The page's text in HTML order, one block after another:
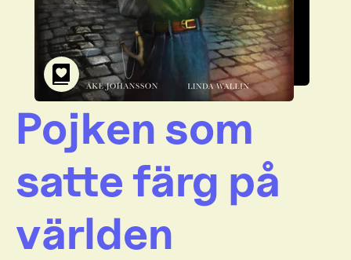
Pojken som
satte färg på
världen